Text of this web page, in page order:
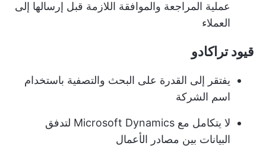
عملية المراجعة والموافقة اللازمة قبل إرسالها إلى
العملاء
قيود تراكادو
يفتقر إلى القدرة على البحث والتصفية باستخدام
اسم الشركة
لا يتكامل مع Microsoft Dynamics لتدفق
البيانات بين مصادر الأعمال